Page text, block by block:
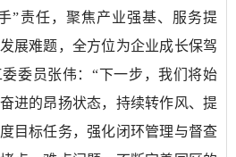
”责任，聚焦产业强基、服务提
展难题，全方位为企业成长保驾
委员张伟：“下一步，我们将始
进的昂扬状态，持续转作风、提
目标任务，强化闭环管理与督查